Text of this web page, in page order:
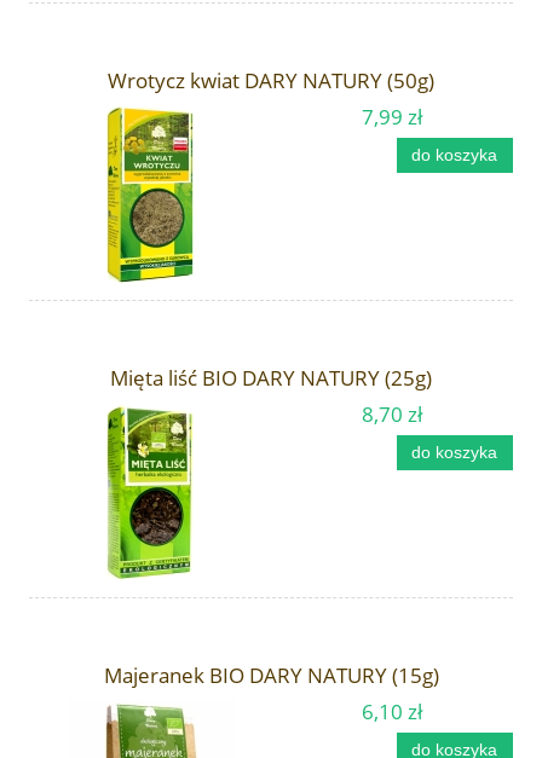
Wrotycz kwiat DARY NATURY (50g)
7,99 zł
do koszyka
Mięta liść BIO DARY NATURY (25g)
8,70 zł
do koszyka
Majeranek BIO DARY NATURY (15g)
6,10 zł
do koszyka